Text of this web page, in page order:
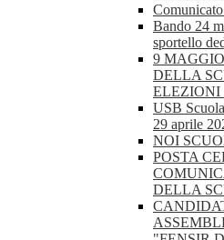
Bando 24
sportello
9
DELLA
ELEZIONI
USB
29 aprile
NOI
POSTA
DELLA